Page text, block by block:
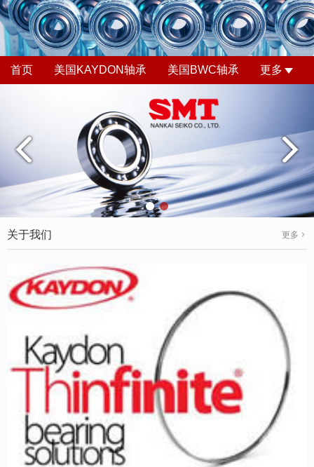
首页 美国KAYDON轴承 美国BWC轴承 更多
关于我们 更多